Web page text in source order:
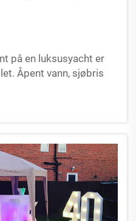
på en luksusyacht er
Åpent vann, sjøbris
fartøy skaper en
land enkelt ikke kan
for et high-end-